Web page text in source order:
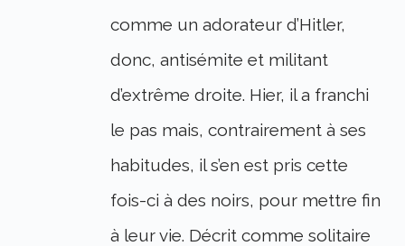
comme un adorateur d’Hitler,
donc, antisémite et militant
d’extrême droite. Hier, il a franchi
le pas mais, contrairement à ses
habitudes, il s’en est pris cette
fois-ci à des noirs, pour mettre fin
à leur vie. Décrit comme solitaire